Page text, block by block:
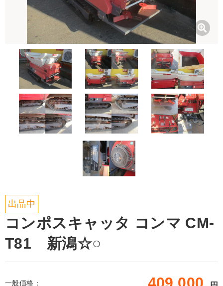
出品中
コンポスキャッタ コンマ CM-
T81 新潟☆○
一般価格：